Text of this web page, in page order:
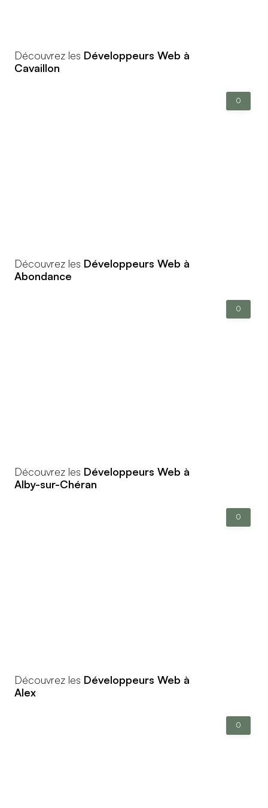
Découvrez les Développeurs Web à
Cavaillon
0
Découvrez les Développeurs Web à
Abondance
0
Découvrez les Développeurs Web à
Alby-sur-Chéran
0
Découvrez les Développeurs Web à
Alex
0